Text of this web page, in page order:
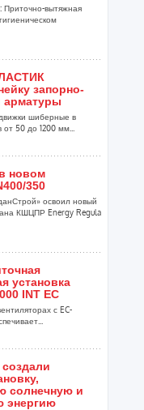
вытяжная
запорно-
арматуры
шиберные в
50 до 1200 мм...
новом
350
освоил новый
КШЦПР Energy Regula
установка
INT EC
с EC-
солнечную и
энергию